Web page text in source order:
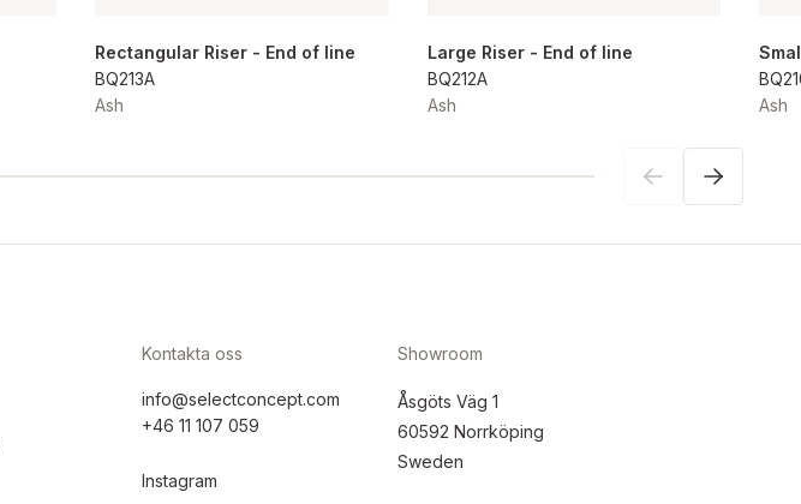
Rectangular Riser - End of line
BQ213A
Ash
Large Riser - End of line
BQ212A
Ash
Ash
Kontakta oss
info@selectconcept.com
+46 11 107 059
Instagram
Showroom
Åsgöts Väg 1
60592 Norrköping
Sweden